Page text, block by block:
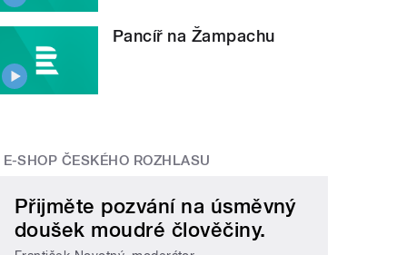
Pancíř na Žampachu
E-SHOP ČESKÉHO ROZHLASU
Přijměte pozvání na úsměvný
doušek moudré člověčiny.